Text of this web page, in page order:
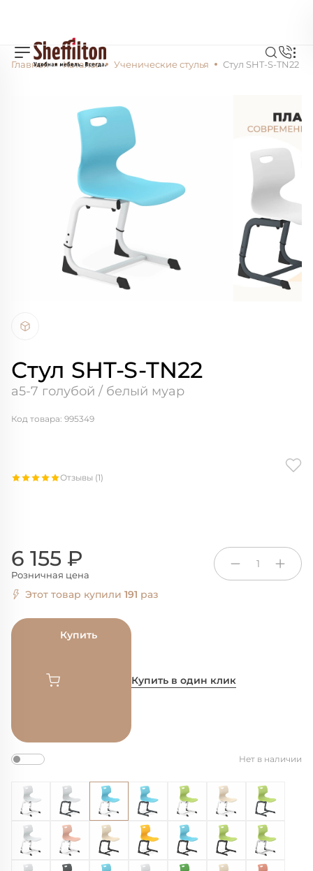
Главная Каталог Ученические стулья Стул SHT-S-TN22
Стул SHT-S-TN22
а5-7 голубой / белый муар
Отзывы (1)
Код товара: 995349
6 155 ₽
Розничная цена
1
Этот товар купили 191 раз
Купить
Купить в один клик
Нет в наличии